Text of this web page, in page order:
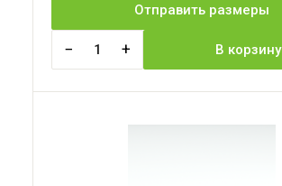
Отправить размеры
− 1 + В корзину